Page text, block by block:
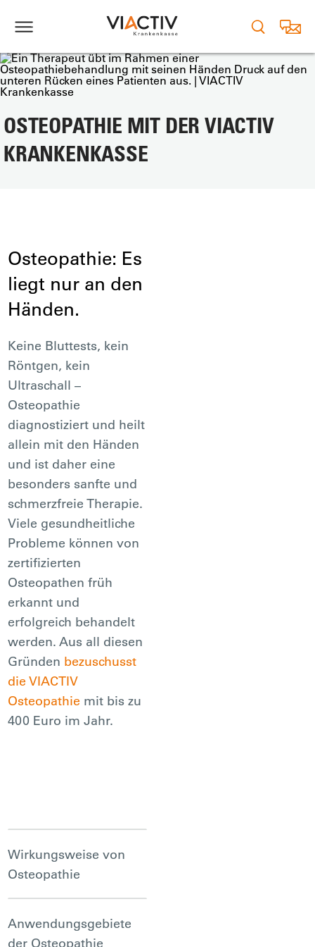
OSTEOPATHIE MIT DER VIACTIV
KRANKENKASSE
Osteopathie: Es
liegt nur an den
Händen.
Keine Bluttests, kein
Röntgen, kein
Ultraschall –
Osteopathie
diagnostiziert und heilt
allein mit den Händen
und ist daher eine
besonders sanfte und
schmerzfreie Therapie.
Viele gesundheitliche
Probleme können von
zertifizierten
Osteopathen früh
erkannt und
erfolgreich behandelt
werden. Aus all diesen
Gründen bezuschusst
die VIACTIV
Osteopathie mit bis zu
400 Euro im Jahr.
Wirkungsweise von
Osteopathie
als „Wunderwaffe“ gegen
alle möglichen
Anwendungsgebiete
der Osteopathie